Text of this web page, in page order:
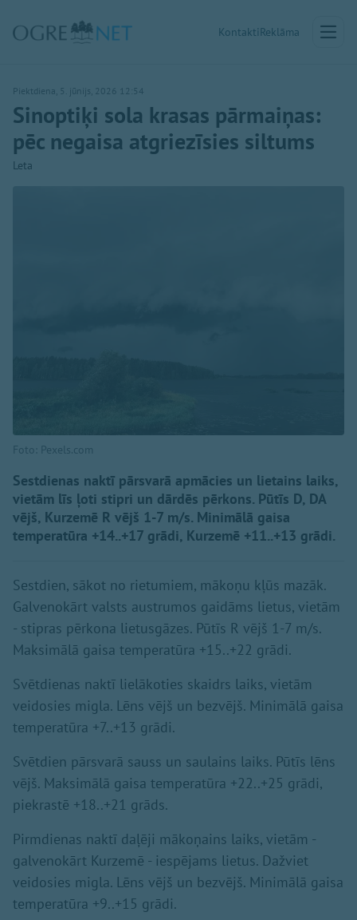
KontaktiReklāma
Piektdiena, 5. jūnijs, 2026 12:54
Sinoptiķi sola krasas pārmaiņas:
pēc negaisa atgriezīsies siltums
Leta
Foto: Pexels.com
Sestdienas naktī pārsvarā apmācies un lietains laiks,
vietām līs ļoti stipri un dārdēs pērkons. Pūtīs D, DA
vējš, Kurzemē R vējš 1-7 m/s. Minimālā gaisa
temperatūra +14..+17 grādi, Kurzemē +11..+13 grādi.
Sestdien, sākot no rietumiem, mākoņu kļūs mazāk.
Galvenokārt valsts austrumos gaidāms lietus, vietām
- stipras pērkona lietusgāzes. Pūtīs R vējš 1-7 m/s.
Maksimālā gaisa temperatūra +15..+22 grādi.
Svētdienas naktī lielākoties skaidrs laiks, vietām
veidosies migla. Lēns vējš un bezvējš. Minimālā gaisa
temperatūra +7..+13 grādi.
Svētdien pārsvarā sauss un saulains laiks. Pūtīs lēns
vējš. Maksimālā gaisa temperatūra +22..+25 grādi,
piekrastē +18..+21 grāds.
Pirmdienas naktī daļēji mākoņains laiks, vietām -
galvenokārt Kurzemē - iespējams lietus. Dažviet
veidosies migla. Lēns vējš un bezvējš. Minimālā gaisa
temperatūra +9..+15 grādi.